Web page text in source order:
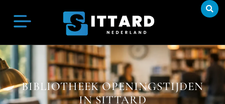
BIBLIOTHEEK OPENINGSTIJDEN
IN SITTARD